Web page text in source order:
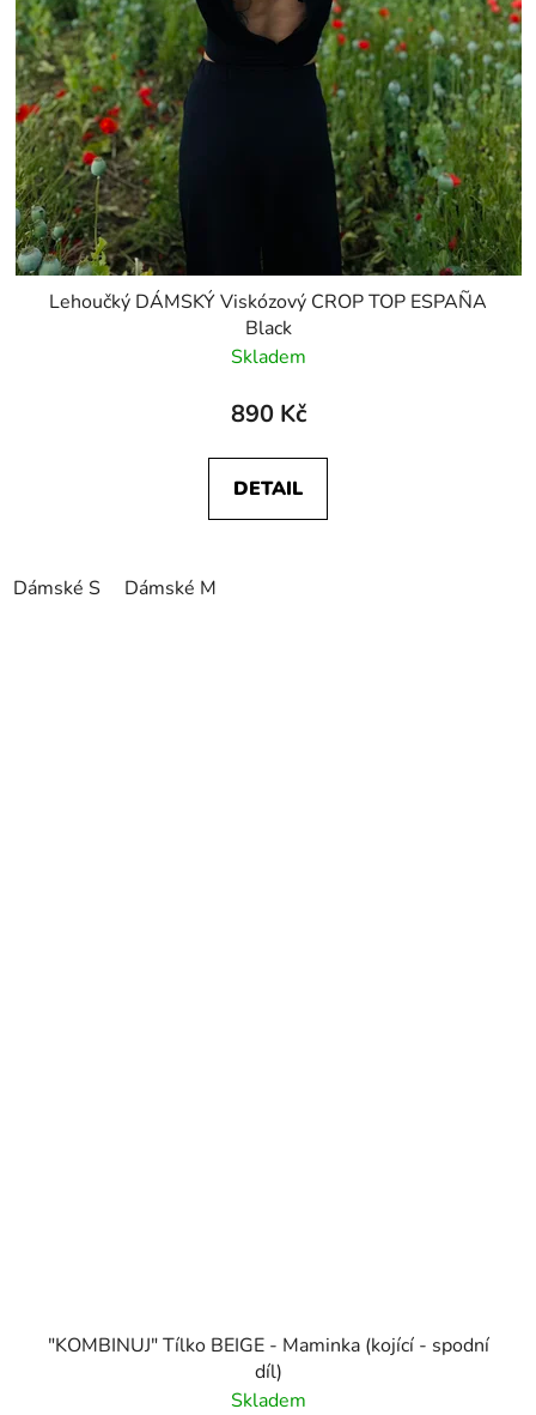
Lehoučký DÁMSKÝ Viskózový CROP TOP ESPAÑA
Black
Skladem
890 Kč
DETAIL
Dámské S Dámské M
"KOMBINUJ" Tílko BEIGE - Maminka (kojící - spodní
díl)
Skladem